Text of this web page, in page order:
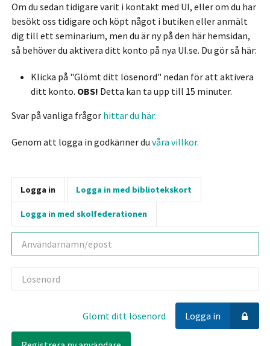
Om du sedan tidigare varit i kontakt med UI, eller om du har
besökt oss tidigare och köpt något i butiken eller anmält
dig till ett seminarium, men du är ny på den här hemsidan,
så behöver du aktivera ditt konto på nya UI.se. Du gör så här:
Klicka på "Glömt ditt lösenord" nedan för att aktivera
ditt konto. OBS! Detta kan ta upp till 15 minuter.
Svar på vanliga frågor hittar du här.
Genom att logga in godkänner du våra villkor.
Logga in Logga in med bibliotekskort
Logga in med skolfederationen
Användarnamn
Lösenord
Logga in
Glömt ditt lösenord